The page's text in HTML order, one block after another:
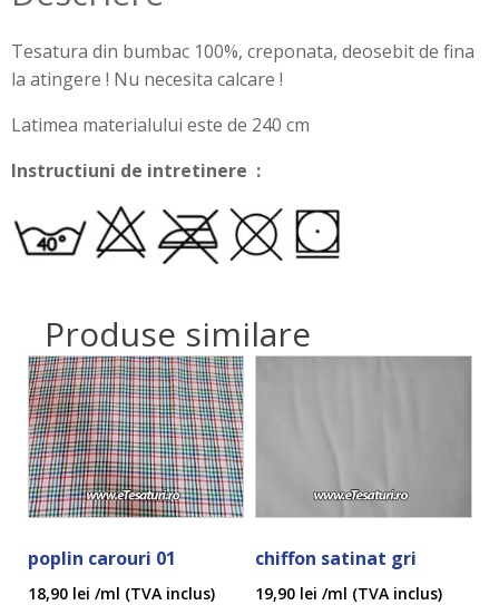
Tesatura din bumbac 100%, creponata, deosebit de fina
la atingere ! Nu necesita calcare !
Latimea materialului este de 240 cm
Instructiuni de intretinere :
Produse similare
poplin carouri 01
18,90 lei /ml (TVA inclus)
chiffon satinat gri
19,90 lei /ml (TVA inclus)